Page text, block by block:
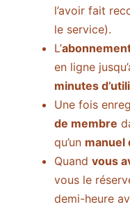
l’avoir fait
le service).
L’
en ligne
minutes
Une fois
de membre
qu’un manuel
Quand vous
vous le
demi-heure